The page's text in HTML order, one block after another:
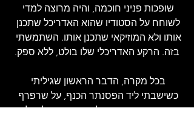
שופכות פניני חוכמה, והיה מרוצה למדי
לשוחח על הסטודיו שהוא האדריכל שתכנן
אותו ולא המוזיקאי שתכנן אותו. השתמשתי
בזה. הרקע האדריכלי שלו בולט, ללא ספק.
בכל מקרה, הדבר הראשון שגיליתי
כשישבתי ליד הפסנתר הכנף, על שרפרף
שהיה קצת גבוה מדי לרישום נוח של מילים,